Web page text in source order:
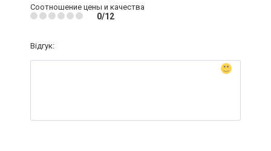
Соотношение цены и качества
0/12
Відгук: